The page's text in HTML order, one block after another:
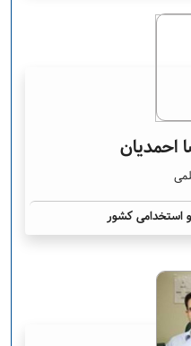
احمدیان
استخدامی کشور